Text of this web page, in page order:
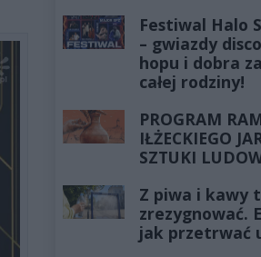
Festiwal Halo
– gwiazdy
hopu i dobra
całej rodziny!
PROGRAM
IŁŻECKIEGO
SZTUKI
Z piwa i kawy
zrezygnować.
jak przetrwać